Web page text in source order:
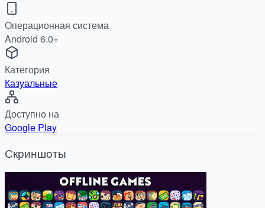
Операционная система
Android 6.0+
Категория
Казуальные
Доступно на
Google Play
Скриншоты